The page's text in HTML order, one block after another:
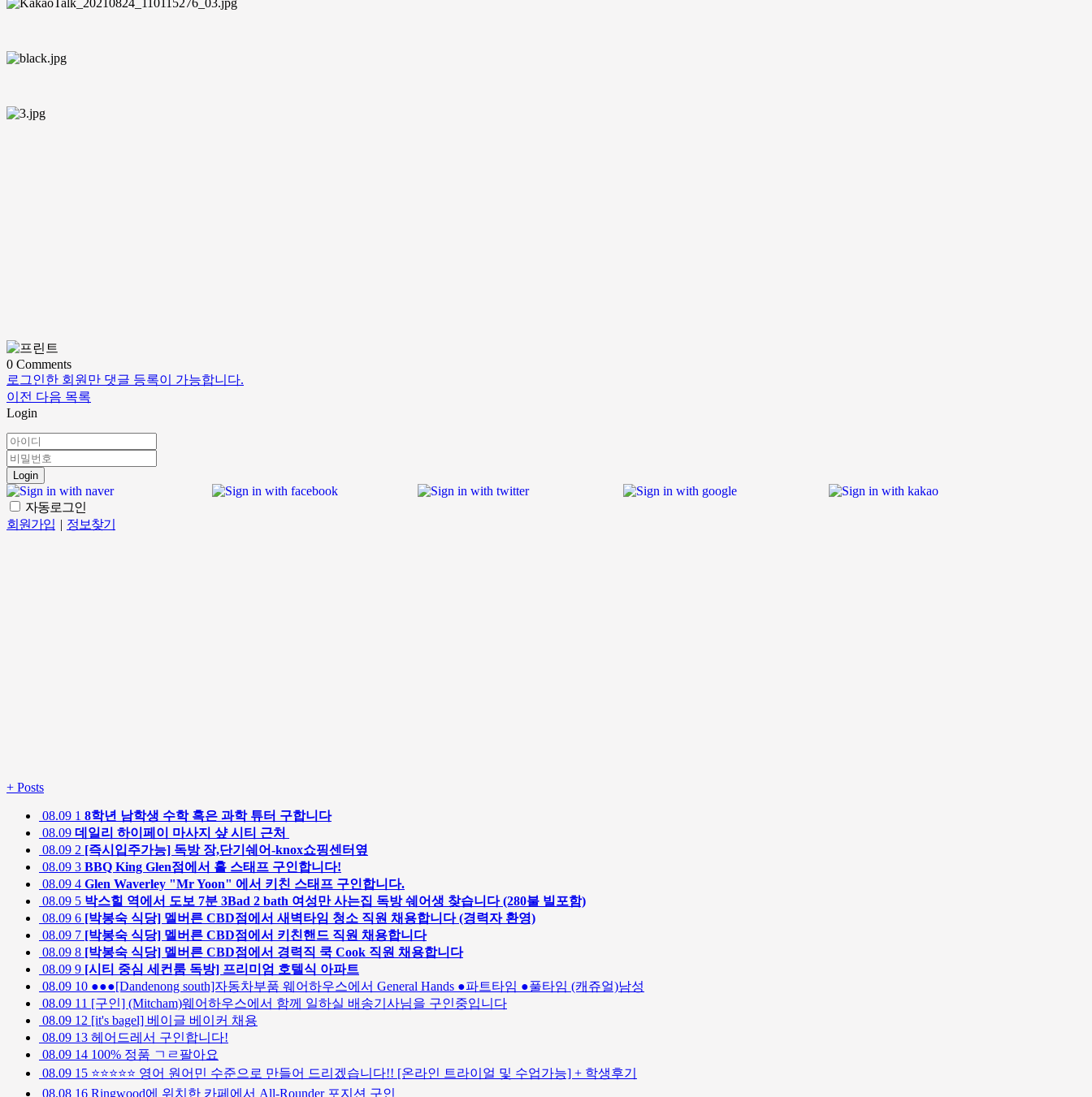
0 Comments
로그인한 회원만 댓글 등록이 가능합니다.
이전 다음 목록
Login
Login
자동로그인
회원가입 | 정보찾기
+ Posts
08.09 1 8학년 남학생 수학 혹은 과학 튜터 구합니다
08.09 데일리 하이페이 마사지 샾 시티 근처
08.09 2 [즉시입주가능] 독방 장,단기쉐어-knox쇼핑센터옆
08.09 3 BBQ King Glen점에서 홀 스태프 구인합니다!
08.09 4 Glen Waverley "Mr Yoon" 에서 키친 스태프 구인합니다.
08.09 5 박스힐 역에서 도보 7분 3Bad 2 bath 여성만 사는집 독방 쉐어생 찾습니다 (280불 빌포함)
08.09 6 [박봉숙 식당] 멜버른 CBD점에서 새벽타임 청소 직원 채용합니다 (경력자 환영)
08.09 7 [박봉숙 식당] 멜버른 CBD점에서 키친핸드 직원 채용합니다
08.09 8 [박봉숙 식당] 멜버른 CBD점에서 경력직 쿡 Cook 직원 채용합니다
08.09 9 [시티 중심 세컨룸 독방] 프리미엄 호텔식 아파트
08.09 10 ●●●[Dandenong south]자동차부품 웨어하우스에서 General Hands ●파트타임 ●풀타임 (캐쥬얼)남성
08.09 11 [구인] (Mitcham)웨어하우스에서 함께 일하실 배송기사님을 구인중입니다
08.09 12 [it's bagel] 베이글 베이커 채용
08.09 13 헤어드레서 구인합니다!
08.09 14 100% 정품 ㄱㄹ팔아요
08.09 15 ⭐⭐⭐⭐⭐ 영어 원어민 수준으로 만들어 드리겠습니다!! [온라인 트라이얼 및 수업가능] + 학생후기
08.08 16 Ringwood에 위치한 카페에서 All-Rounder 포지션 구인